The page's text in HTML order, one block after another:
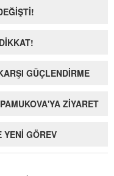
GÜÇLENDİRME
ZİYARET
YENİ GÖREV